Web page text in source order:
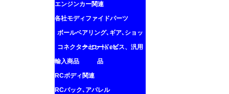
エンジンカー関連
各社モディファイドパーツ
ボールベアリング､ギア､ショッ
クセット､etc
コネクター､コード､ビス、汎用
品
輸入商品
RCボディ関連
RCバック､アパレル